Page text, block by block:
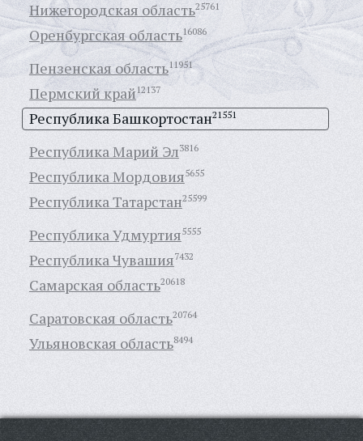
Нижегородская область25761
Оренбургская область16086
Пензенская область11951
Пермский край 12137
Республика Башкортостан21551
Республика Марий Эл3816
Республика Мордовия5655
Республика Татарстан25599
Республика Удмуртия5555
Республика Чувашия7432
Самарская область20618
Саратовская область20764
Ульяновская область8494